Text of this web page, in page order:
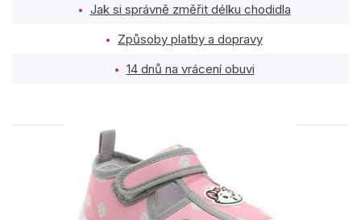
Jak si správně změřit délku chodidla
Způsoby platby a dopravy
14 dnů na vrácení obuvi
PODOBNÉ PRODUKTY